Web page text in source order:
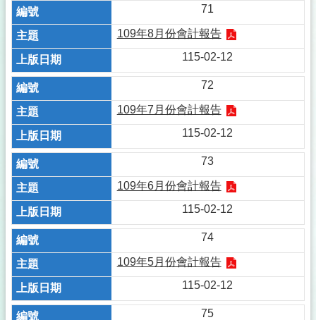
71
109年8月份會計報告
115-02-12
72
109年7月份會計報告
115-02-12
73
109年6月份會計報告
115-02-12
74
109年5月份會計報告
115-02-12
75